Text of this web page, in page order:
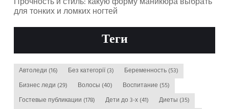
для тонких и ломких ногтей
Теги
Автоледи (16) Без категорії(3) Беременность (53)
Бизнес леди (29) Волосы (40) Воспитание (55)
Гостевые публикации (178) Дети до 3-х (41) Диеты (35)